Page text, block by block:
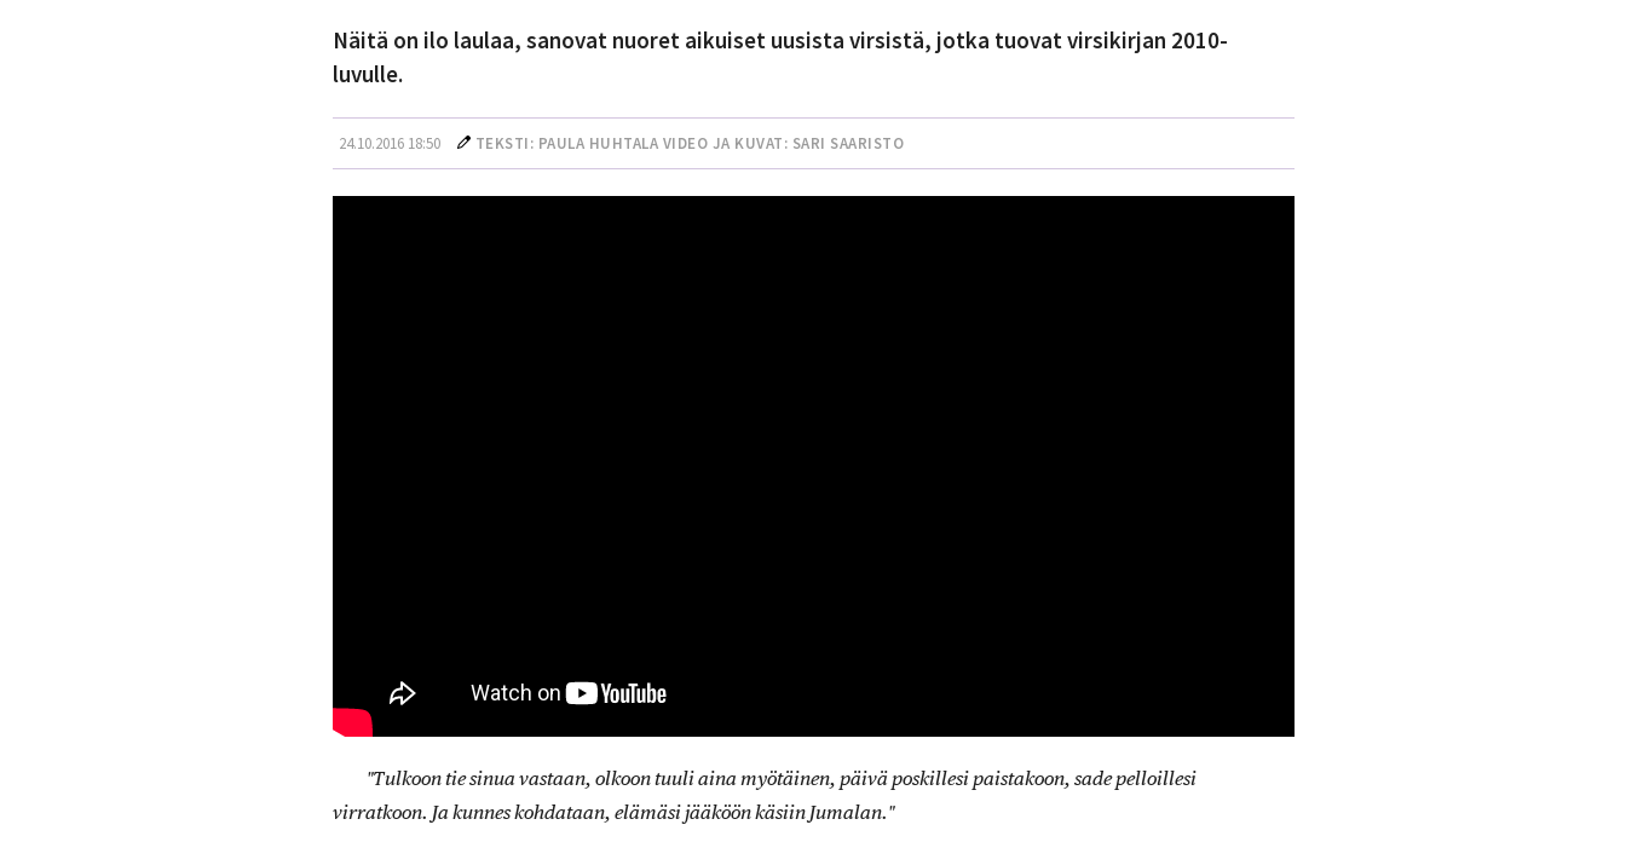
Näitä on ilo laulaa, sanovat nuoret aikuiset uusista virsistä, jotka tuovat virsikirjan 2010-
luvulle.
24.10.2016 18:50 TEKSTI: PAULA HUHTALA VIDEO JA KUVAT: SARI SAARISTO
"Tulkoon tie sinua vastaan, olkoon tuuli aina myötäinen, päivä poskillesi paistakoon, sade pelloillesi
virratkoon. Ja kunnes kohdataan, elämäsi jääköön käsiin Jumalan."